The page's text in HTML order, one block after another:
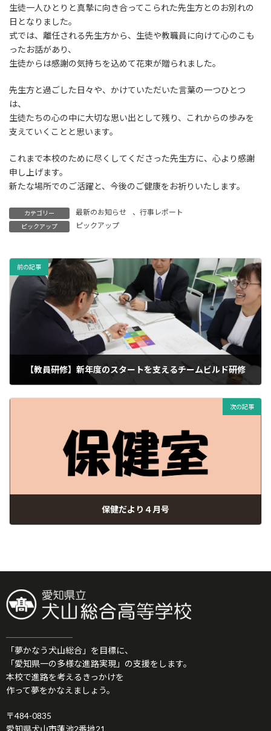
生徒一人ひとりと真摯に向き合ってこられた先生方とのお別れの
日となりました。
式では、離任される先生方から、生徒や教職員に向けて心のこも
ったお話があり、
生徒からは感謝の気持ちを込めて花束が贈られました。
先生方と過ごした日々や、かけていただいた言葉の一つひとつ
は、
生徒たちの心の中に大切な思い出として残り、これからの歩みを
支えていくことと思います。
これまで本校のために尽くしてくださった先生方に、心より感謝
申し上げます。
新たな場所でのご活躍と、今後のご健康をお祈りいたします。
カテゴリー 最新のお知らせ 、 行事レポート
ピックアップ ピックアップ
前の記事
【教員研修】新年度のスタートを支えるチームビルド研修
次の記事
保健だより４月号
「夢かなう犬山総合」を目標に、
「愛知県一の多様な進路実現」の支援をします。
本校で進路を考えるきっかけを
作って夢をかなえましょう。
〒484-0835
愛知県犬山市蓮池2番地21